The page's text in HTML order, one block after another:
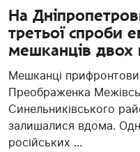
На
третьої спроби
мешканців двох
Мешканці
Преображенка
Синельниківського
залишалися вдома.
російських ...